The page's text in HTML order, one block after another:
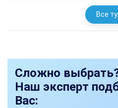
Все
Сложно
Наш эксперт
Вас: